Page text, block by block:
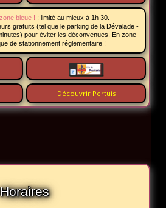
bleue ! : limité au mieux à 1h 30.
gratuits (tel que le parking de la Dévalade -
pour éviter les déconvenues. En zone
de stationnement réglementaire !
Découvrir Pertuis
Horaires